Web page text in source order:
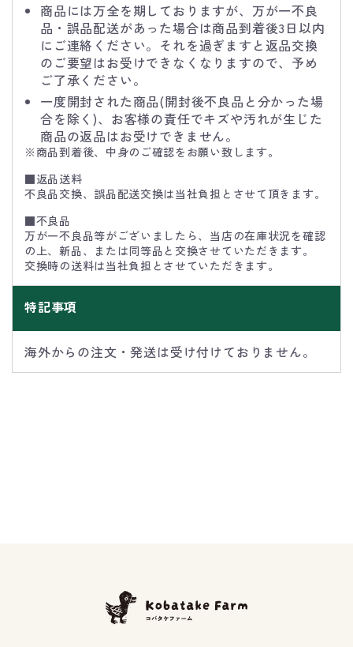
商品には万全を期しておりますが、万が一不良
品・誤品配送があった場合は商品到着後3日以内
にご連絡ください。それを過ぎますと返品交換
のご要望はお受けできなくなりますので、予め
ご了承ください。
一度開封された商品(開封後不良品と分かった場
合を除く)、お客様の責任でキズや汚れが生じた
商品の返品はお受けできません。
※商品到着後、中身のご確認をお願い致します。
■返品送料
不良品交換、誤品配送交換は当社負担とさせて頂きます。
■不良品
万が一不良品等がございましたら、当店の在庫状況を確認
の上、新品、または同等品と交換させていただきます。
交換時の送料は当社負担とさせていただきます。
特記事項
海外からの注文・発送は受け付けておりません。